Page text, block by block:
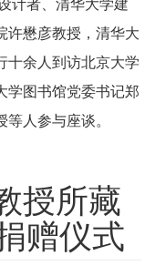
许懋彦教授，清华大
十余人到访北京大学
学图书馆党委书记郑
人参与座谈。
授所藏
赠仪式